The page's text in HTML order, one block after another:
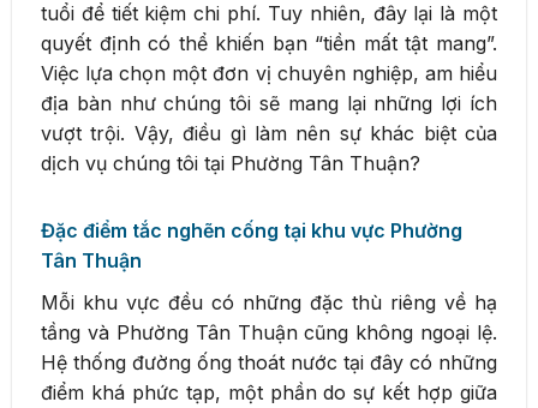
tuổi để tiết kiệm chi phí. Tuy nhiên, đây lại là một
quyết định có thể khiến bạn “tiền mất tật mang”.
Việc lựa chọn một đơn vị chuyên nghiệp, am hiểu
địa bàn như chúng tôi sẽ mang lại những lợi ích
vượt trội. Vậy, điều gì làm nên sự khác biệt của
dịch vụ chúng tôi tại Phường Tân Thuận?
Đặc điểm tắc nghẽn cống tại khu vực Phường
Tân Thuận
Mỗi khu vực đều có những đặc thù riêng về hạ
tầng và Phường Tân Thuận cũng không ngoại lệ.
Hệ thống đường ống thoát nước tại đây có những
điểm khá phức tạp, một phần do sự kết hợp giữa